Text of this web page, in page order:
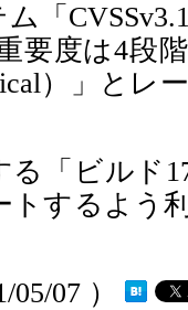
「
要度は4段
）」とレ
「ビルド
トするよう
05/07 ）